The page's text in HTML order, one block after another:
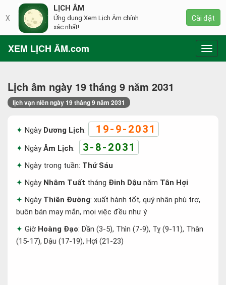
XEM LỊCH ÂM.com
Lịch âm ngày 19 tháng 9 năm 2031
lịch vạn niên ngày 19 tháng 9 năm 2031
Ngày Dương Lịch: 19-9-2031
NgàyÂm Lịch: 3-8-2031
Ngày trong tuần: Thứ Sáu
Ngày Nhâm Tuất tháng Đinh Dậu năm Tân Hợi
Ngày Thiên Đường: xuất hành tốt, quý nhân phù trợ,
buôn bán may mắn, mọi việc đều như ý
Giờ Hoàng Đạo: Dần (3-5), Thìn (7-9), Tỵ (9-11), Thân
(15-17), Dậu (17-19), Hợi (21-23)
X
LỊCH ÂM
Ứng dụng Xem Lịch Âm chính
xác nhất!
Cài đặt